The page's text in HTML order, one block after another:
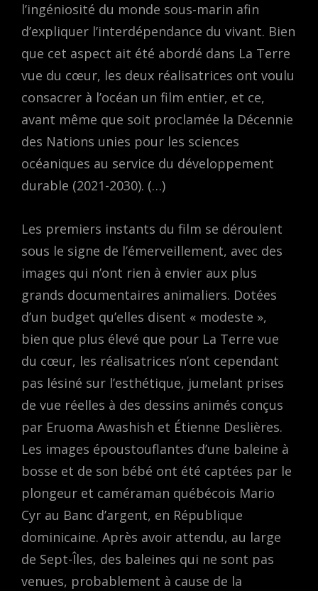
l’ingéniosité du monde sous-marin afin
d’expliquer l’interdépendance du vivant. Bien
que cet aspect ait été abordé dans La Terre
vue du cœur, les deux réalisatrices ont voulu
consacrer à l’océan un film entier, et ce,
avant même que soit proclamée la Décennie
des Nations unies pour les sciences
océaniques au service du développement
durable (2021-2030). (…)
Les premiers instants du film se déroulent
sous le signe de l’émerveillement, avec des
images qui n’ont rien à envier aux plus
grands documentaires animaliers. Dotées
d’un budget qu’elles disent « modeste »,
bien que plus élevé que pour La Terre vue
du cœur, les réalisatrices n’ont cependant
pas lésiné sur l’esthétique, jumelant prises
de vue réelles à des dessins animés conçus
par Eruoma Awashish et Étienne Deslières.
Les images époustouflantes d’une baleine à
bosse et de son bébé ont été captées par le
plongeur et caméraman québécois Mario
Cyr au Banc d’argent, en République
dominicaine. Après avoir attendu, au large
de Sept-Îles, des baleines qui ne sont pas
venues, probablement à cause de la